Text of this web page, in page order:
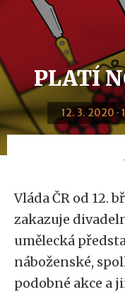
PLATÍ
12. 3. 2020
Vláda ČR od 12.
zakazuje
umělecká
náboženské,
podobné akce a